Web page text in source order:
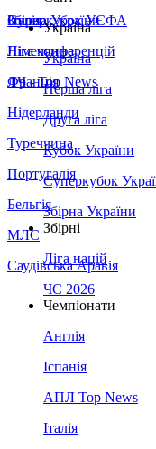
Збірна України
Італія
Німеччина
Франція
Нідерланди
Туреччина
Португалія
Бельгія
МЛС
Саудівська Аравія
Суперкубок УЄФА
Ліга конференцій
ЛЧ - Top News
Україна
Україна
Перша ліга
Друга ліга
Кубок України
Суперкубок
Збірна України
Збірні
Ліга націй
ЧС 2026
Чемпіонати
Англія
Іспанія
АПЛ Top News
Італія